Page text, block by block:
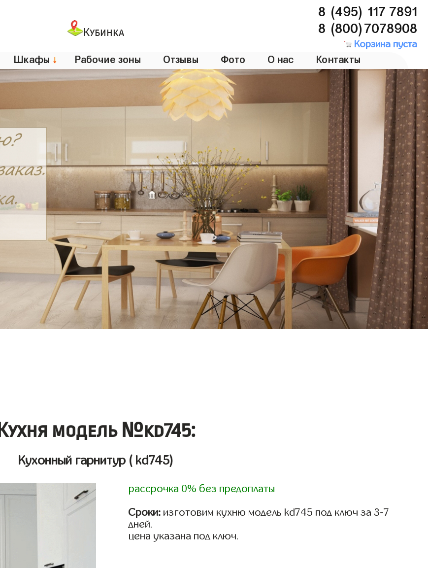
Кубинка
8 (495) 117 7891
8 (800)7078908
Корзина пуста
Шкафы ↓ Рабочие зоны Отзывы Фото О нас Контакты
Кухня модель №kd745:
Кухонный гарнитур ( kd745)
рассрочка 0% без предоплаты
Сроки: изготовим кухню модель kd745 под ключ за 3-7
дней.
цена указана под ключ.